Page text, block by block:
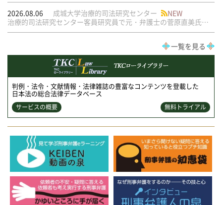
2026.08.06 成城大学治療的司法研究センター
NEW
治療的司法研究センター客員研究員で元・弁護士の菅原直美氏の論文が公刊されました
一覧を見る
判例・法令・文献情報・法律雑誌の豊富なコンテンツを登載した
日本法の総合法律データベース
サービスの概要 無料トライアル